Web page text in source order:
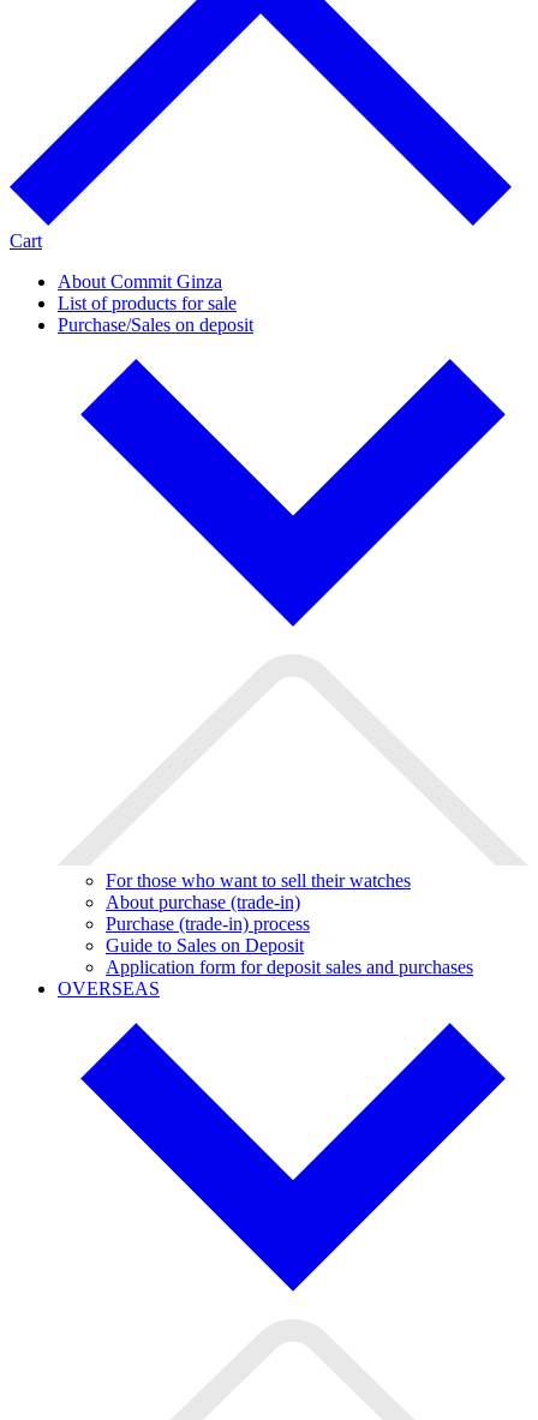
Cart
About Commit Ginza
List of products for sale
Purchase/Sales on deposit
For those who want to sell their watches
About purchase (trade-in)
Purchase (trade-in) process
Guide to Sales on Deposit
Application form for deposit sales and purchases
OVERSEAS